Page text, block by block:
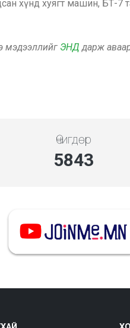
хүнд хуягт машин, БТ-7
мэдээллийг ЭНД дарж
Өчигдөр
5843